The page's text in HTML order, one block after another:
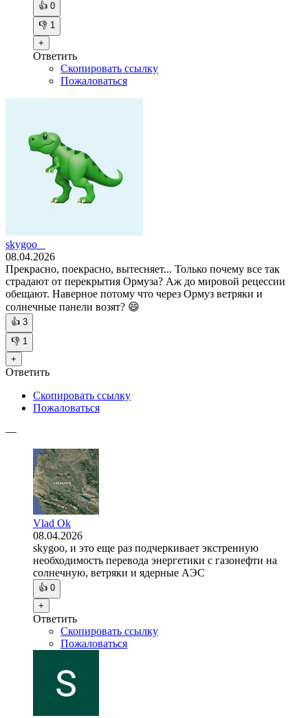
👍 0
👎 1
+
Ответить
Скопировать ссылку
Пожаловаться
skygoo _
08.04.2026
Прекрасно, поекрасно, вытесняет... Только почему все так
страдают от перекрытия Ормуза? Аж до мировой рецессии
обещают. Наверное потому что через Ормуз ветряки и
солнечные панели возят? 😄
👍 3
👎 1
+
Ответить
Скопировать ссылку
Пожаловаться
—
Vlad Ok
08.04.2026
skygoo, и это еще раз подчеркивает экстренную
необходимость перевода энергетики с газонефти на
солнечную, ветряки и ядерные АЭС
👍 0
+
Ответить
Скопировать ссылку
Пожаловаться